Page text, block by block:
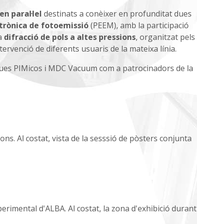
paral·lel destinats a conèixer en profunditat dues
de fotoemissió(PEEM), amb la participació
difracció de pols a altes pressions, organitzat pels
de diferents usuaris de la mateixa línia.
PIMicos i MDC Vacuum com a patrocinadors de la
Al costat, vista de la sesssió de pòsters conjunta
d'ALBA. Al costat, la zona d'exhibició durant